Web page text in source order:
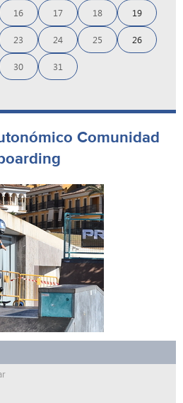
16 17 18 19
23 24 25 26
30 31
Comunidad